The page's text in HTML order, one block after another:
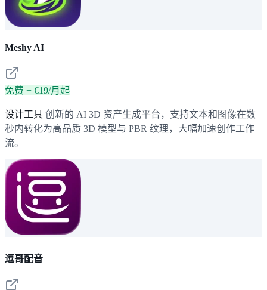
Meshy AI
免费 + €19/月起
设计工具 创新的 AI 3D 资产生成平台，支持文本和图像在数
秒内转化为高品质 3D 模型与 PBR 纹理，大幅加速创作工作
流。
逗哥配音